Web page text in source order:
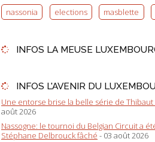
nassonia
elections masblette
INFOS LA MEUSE
INFOS L'AVENIR DU
Une entorse brise la belle série de Thibaut
août 2026
Nassogne: le tournoi du Belgian Circuit a
Stéphane Delbrouck fâché - 03 août 2026